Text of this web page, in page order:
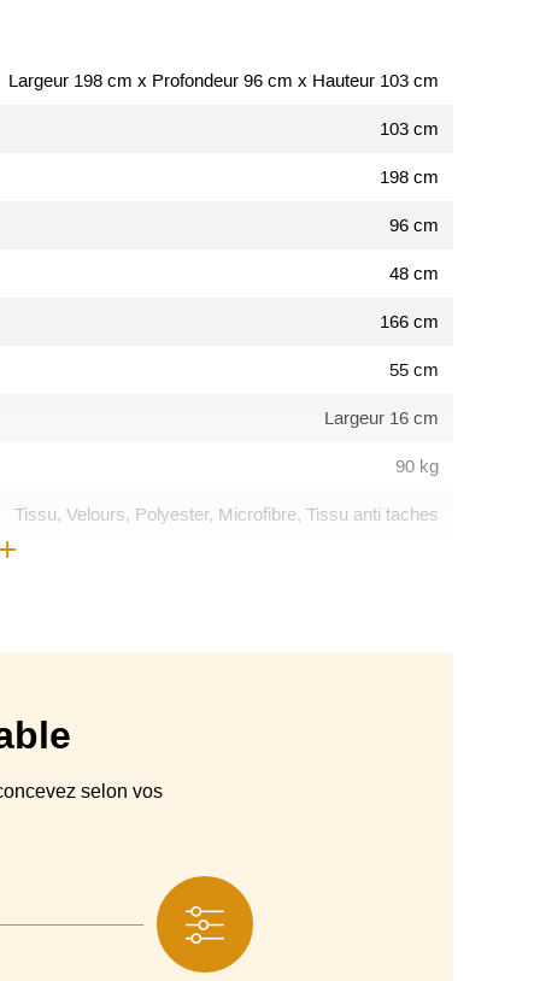
Largeur 198 cm x Profondeur 96 cm x Hauteur 103 cm
103 cm
198 cm
96 cm
48 cm
166 cm
55 cm
Largeur 16 cm
90 kg
Tissu, Velours, Polyester, Microfibre, Tissu anti taches
à 30° avec programme pour linge délicat (se référer
fibres creuses siliconées et de flocons de polyuréthane
selon vos